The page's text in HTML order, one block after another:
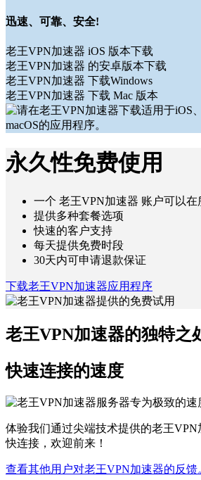
迅速、可靠、安全!
老王VPN加速器 iOS 版本下载
老王VPN加速器 的安卓版本下载
老王VPN加速器 下载Windows
老王VPN加速器 下载 Mac 版本
永久性免费使用
一个 老王VPN加速器 账户可以在
提供多种套餐选项
快速的客户支持
每天提供免费时段
30天内可申请退款保证
下载老王VPN加速器应用程序
老王VPN加速器的独特之
快速连接的速度
体验我们通过尖端技术提供的老王VPN
快连接，欢迎前来！
查看其他用户对老王VPN加速器的反馈